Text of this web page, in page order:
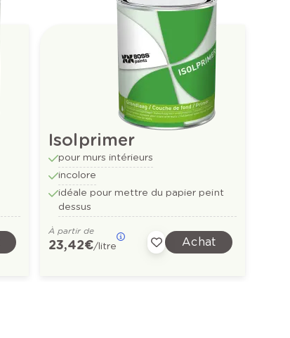
Isolprimer
pour murs intérieurs
incolore
idéale pour mettre du papier peint
dessus
À partir de
23,42 €/litre Achat